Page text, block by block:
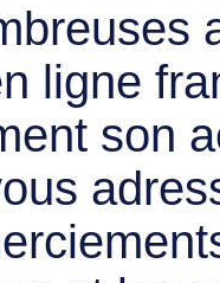
ligne
son